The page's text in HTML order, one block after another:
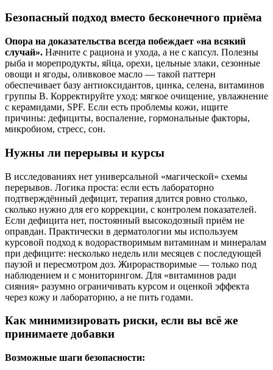
Безопасный подход вместо бесконечного приёма
Опора на доказательства всегда побеждает «на всякий
случай». Начните с рациона и ухода, а не с капсул. Полезны
рыба и морепродукты, яйца, орехи, цельные злаки, сезонные
овощи и ягоды, оливковое масло — такой паттерн
обеспечивает базу антиоксидантов, цинка, селена, витаминов
группы B. Корректируйте уход: мягкое очищение, увлажнение
с керамидами, SPF. Если есть проблемы кожи, ищите
причины: дефициты, воспаление, гормональные факторы,
микробиом, стресс, сон.
Нужны ли перерывы и курсы
В исследованиях нет универсальной «магической» схемы
перерывов. Логика проста: если есть лабораторно
подтверждённый дефицит, терапия длится ровно столько,
сколько нужно для его коррекции, с контролем показателей.
Если дефицита нет, постоянный высокодозный приём не
оправдан. Практически в дерматологии мы используем
курсовой подход к водорастворимым витаминам и минералам
при дефиците: несколько недель или месяцев с последующей
паузой и пересмотром доз. Жирорастворимые — только под
наблюдением и с мониторингом. Для «витаминов ради
сияния» разумно ограничивать курсом и оценкой эффекта
через кожу и лабораторию, а не пить годами.
Как минимизировать риски, если вы всё же
принимаете добавки
Возможные шаги безопасности: